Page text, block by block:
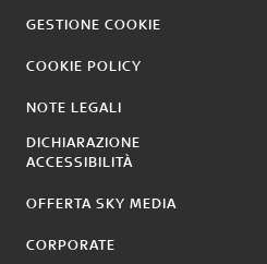
GESTIONE COOKIE
COOKIE POLICY
NOTE LEGALI
DICHIARAZIONE
ACCESSIBILITÀ
OFFERTA SKY MEDIA
CORPORATE